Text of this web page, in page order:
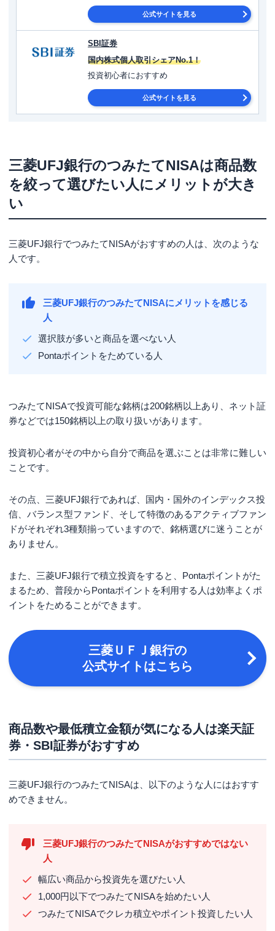
公式サイトを見る
SBI証券
国内株式個人取引シェアNo.1！
投資初心者におすすめ
公式サイトを見る
三菱UFJ銀行のつみたてNISAは商品数
を絞って選びたい人にメリットが大き
い
三菱UFJ銀行でつみたてNISAがおすすめの人は、次のような
人です。
三菱UFJ銀行のつみたてNISAにメリットを感じる
人
選択肢が多いと商品を選べない人
Pontaポイントをためている人
つみたてNISAで投資可能な銘柄は200銘柄以上あり、ネット証
券などでは150銘柄以上の取り扱いがあります。
投資初心者がその中から自分で商品を選ぶことは非常に難しい
ことです。
その点、三菱UFJ銀行であれば、国内・国外のインデックス投
信、バランス型ファンド、そして特徴のあるアクティブファン
ドがそれぞれ3種類揃っていますので、銘柄選びに迷うことが
ありません。
また、三菱UFJ銀行で積立投資をすると、Pontaポイントがた
まるため、普段からPontaポイントを利用する人は効率よくポ
イントをためることができます。
三菱ＵＦＪ銀行の
公式サイトはこちら
商品数や最低積立金額が気になる人は楽天証
券・SBI証券がおすすめ
三菱UFJ銀行のつみたてNISAは、以下のような人にはおすす
めできません。
三菱UFJ銀行のつみたてNISAがおすすめではない
人
幅広い商品から投資先を選びたい人
1,000円以下でつみたてNISAを始めたい人
つみたてNISAでクレカ積立やポイント投資したい人